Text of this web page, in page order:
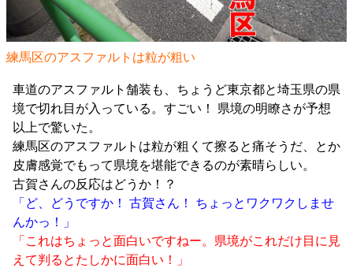
練馬区のアスファルトは粒が粗い
車道のアスファルト舗装も、ちょうど東京都と埼玉県の県
境で切れ目が入っている。すごい！ 県境の明瞭さが予想
以上で驚いた。
練馬区のアスファルトは粒が粗くて擦ると痛そうだ、とか
皮膚感覚でもって県境を堪能できるのが素晴らしい。
古賀さんの反応はどうか！？
「ど、どうですか！ 古賀さん！ ちょっとワクワクしませ
んかっ！」
「これはちょっと面白いですねー。県境がこれだけ目に見
えて判るとたしかに面白い！」